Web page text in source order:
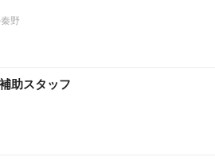
野
助スタッフ